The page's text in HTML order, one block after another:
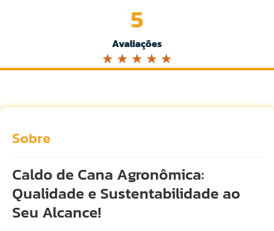
Avaliações
5
☆ ☆ ☆ ☆ ☆
Sobre
Caldo de Cana Agronômica:
Qualidade e Sustentabilidade ao
Seu Alcance!